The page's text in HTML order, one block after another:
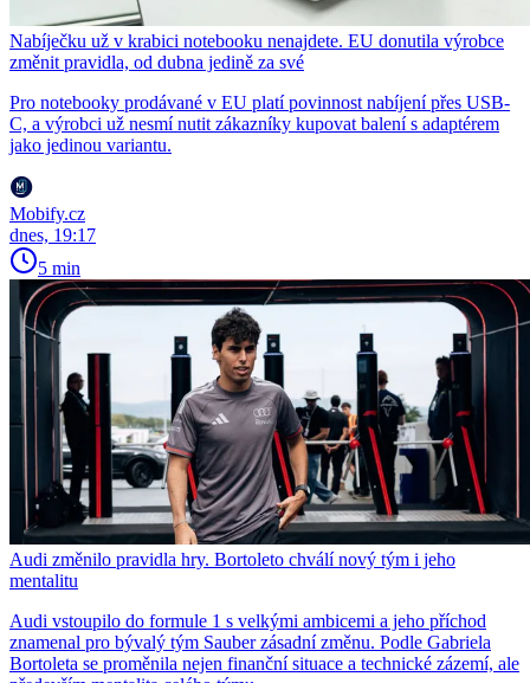
Nabíječku už v krabici notebooku nenajdete. EU donutila výrobce
změnit pravidla, od dubna jedině za své
Pro notebooky prodávané v EU platí povinnost nabíjení přes USB-
C, a výrobci už nesmí nutit zákazníky kupovat balení s adaptérem
jako jedinou variantu.
Mobify.cz
dnes, 19:17
5 min
Audi změnilo pravidla hry. Bortoleto chválí nový tým i jeho
mentalitu
Audi vstoupilo do formule 1 s velkými ambicemi a jeho příchod
znamenal pro bývalý tým Sauber zásadní změnu. Podle Gabriela
Bortoleta se proměnila nejen finanční situace a technické zázemí, ale